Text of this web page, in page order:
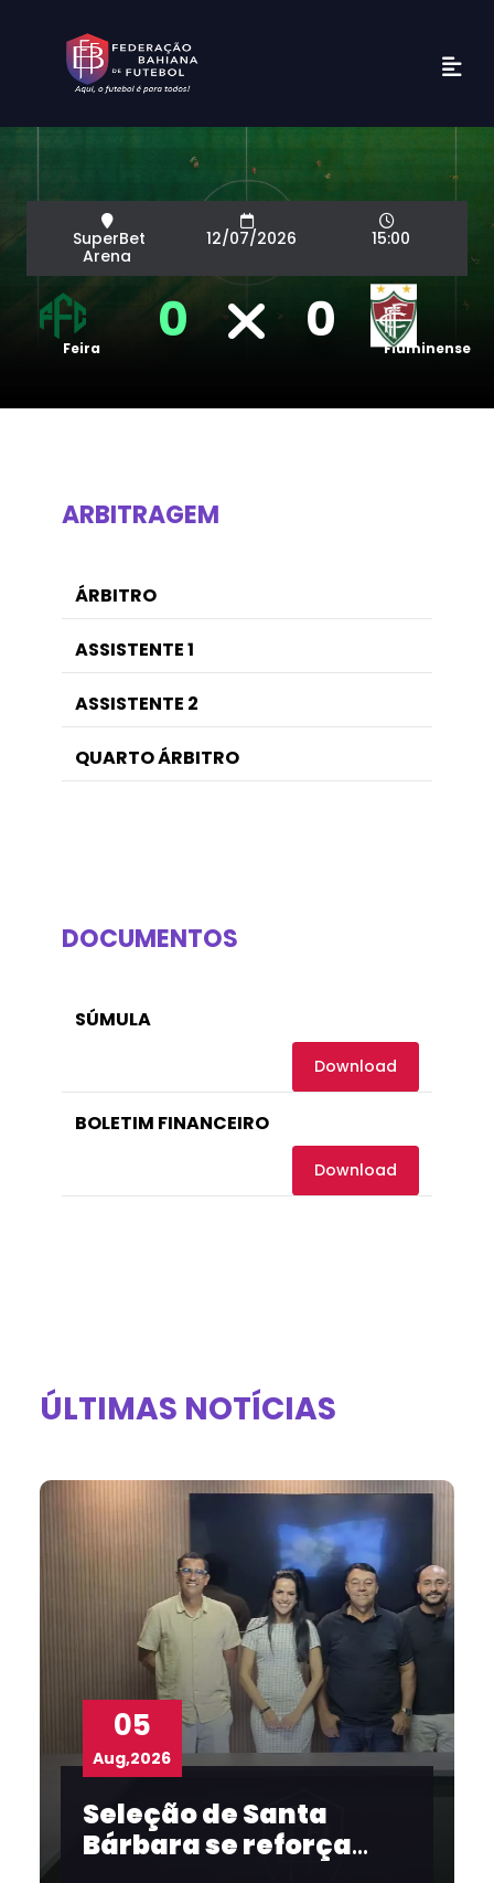
SuperBet
Arena
12/07/2026 15:00
Feira 0 0 Fluminense
ARBITRAGEM
ÁRBITRO
ASSISTENTE 1
ASSISTENTE 2
QUARTO ÁRBITRO
DOCUMENTOS
SÚMULA
Download
BOLETIM FINANCEIRO
Download
ÚLTIMAS NOTÍCIAS
05
Aug,2026
Seleção de Santa
Bárbara se reforça